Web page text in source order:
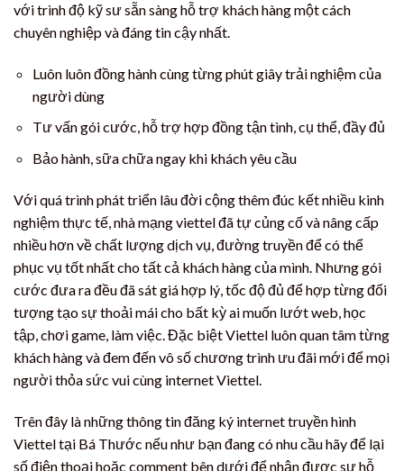
với trình độ kỹ sư sẵn sàng hỗ trợ khách hàng một cách
chuyên nghiệp và đáng tin cậy nhất.
Luôn luôn đồng hành cùng từng phút giây trải nghiệm của
người dùng
Tư vấn gói cước, hỗ trợ hợp đồng tận tình, cụ thể, đầy đủ
Bảo hành, sữa chữa ngay khi khách yêu cầu
Với quá trình phát triển lâu đời cộng thêm đúc kết nhiều kinh
nghiệm thực tế, nhà mạng viettel đã tự củng cố và nâng cấp
nhiều hơn về chất lượng dịch vụ, đường truyền để có thể
phục vụ tốt nhất cho tất cả khách hàng của mình. Nhưng gói
cước đưa ra đều đã sát giá hợp lý, tốc độ đủ để hợp từng đối
tượng tạo sự thoải mái cho bất kỳ ai muốn lướt web, học
tập, chơi game, làm việc. Đặc biệt Viettel luôn quan tâm từng
khách hàng và đem đến vô số chương trình ưu đãi mới để mọi
người thỏa sức vui cùng internet Viettel.
Trên đây là những thông tin đăng ký internet truyền hình
Viettel tại Bá Thước nếu như bạn đang có nhu cầu hãy để lại
số điện thoại hoặc comment bên dưới để nhận được sự hỗ